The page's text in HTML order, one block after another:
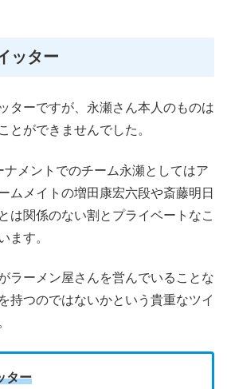
ッター
ターですが、永瀬さん本人のものは
とができませんでした。
ナメントでのチーム永瀬としてはア
ムメイトの増田康宏六段や斎藤明日
は関係のない割とプライベートなこ
ます。
ラーメン屋さんを営んでいることな
持つのではないかという貴重なツイ
ター